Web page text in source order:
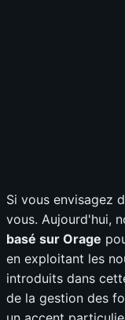
Si vous envisagez
vous. Aujourd'hui,
basé sur Orage
en exploitant les
introduits dans
de la gestion des